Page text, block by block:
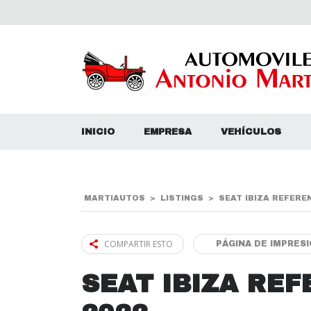
INICIO EMPRESA VEHÍCULOS
MARTIAUTOS > LISTINGS > SEAT IBIZA
COMPARTIR ESTO PÁGINA DE
SEAT IBIZA